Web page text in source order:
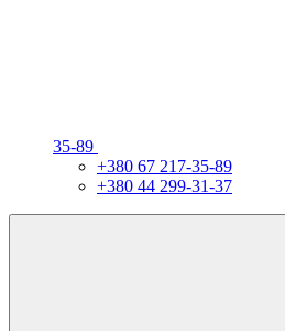
35-89
+380 67 217-35-89
+380 44 299-31-37